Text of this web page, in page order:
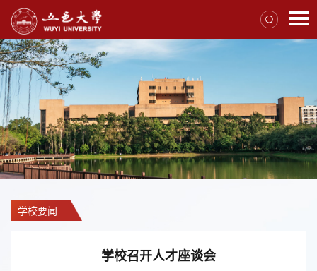
学校要闻
学校召开人才座谈会